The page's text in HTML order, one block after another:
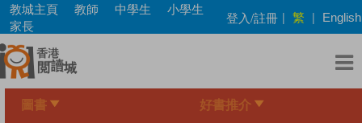
Skip
main
content
教城主頁 教師 中學生
小學生
家長
登入/註冊 | 繁 | English
圖書 好書推介